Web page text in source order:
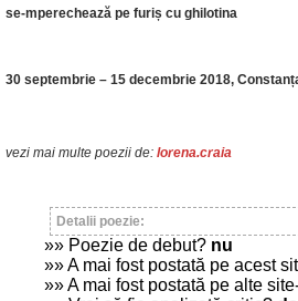
se-mperechează pe furiș cu ghilotina
30 septembrie – 15 decembrie 2018,
vezi mai multe poezii de: lorena.craia
Detalii poezie:
»» Poezie de debut? nu
»» A mai fost postată pe acest
»» A mai fost postată pe alte